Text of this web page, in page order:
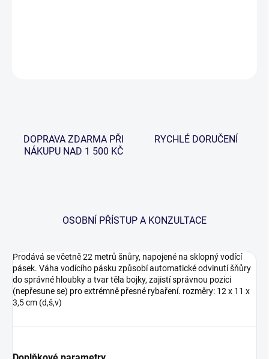
DOPRAVA ZDARMA PŘI
NÁKUPU NAD 1 500 KČ
RYCHLÉ DORUČENÍ
OSOBNÍ PŘÍSTUP A KONZULTACE
Prodává se včetně 22 metrů šnůry, napojené na sklopný vodící
pásek. Váha vodícího pásku způsobí automatické odvinutí šňůry
do správné hloubky a tvar těla bojky, zajistí správnou pozici
(nepřesune se) pro extrémně přesné rybaření. rozměry: 12 x 11 x
3,5 cm (d,š,v)